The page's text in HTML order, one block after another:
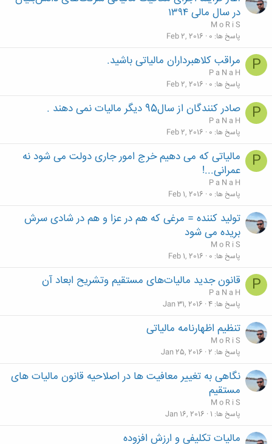
در سال مالی ۱۳۹۴
M o R i S
پاسخ ها 0
Feb 2, 2016
P مراقب کلاهبرداران مالیاتی باشید.
P a N a H
پاسخ ها 0
Feb 2, 2016
P صادر کنندگان از سال95 دیگر مالیات نمی دهند .
P a N a H
پاسخ ها 0
Feb 2, 2016
P
مالیاتی که می دهیم خرج امور جاری دولت می شود نه
عمرانی...!
P a N a H
پاسخ ها 0
Feb 1, 2016
تولید کننده = مرغی که هم در عزا و هم در شادی سرش
بریده می شود
M o R i S
پاسخ ها 0
Feb 1, 2016
P قانون جدید مالیات‌های مستقیم وتشریح ابعاد آن
P a N a H
پاسخ ها 4
Jan 31, 2016
تنظیم اظهارنامه مالیاتی
M o R i S
پاسخ ها 2
Jan 25, 2016
نگاهی به تغییر معافیت ها در اصلاحیه قانون مالیات های
مستقیم
M o R i S
پاسخ ها 1
Jan 16, 2016
مالیات تکلیفی و ارزش افزوده